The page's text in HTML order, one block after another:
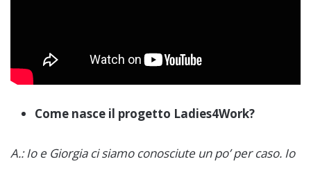
Come nasce il progetto Ladies4Work?
A.: Io e Giorgia ci siamo conosciute un po’ per caso. Io